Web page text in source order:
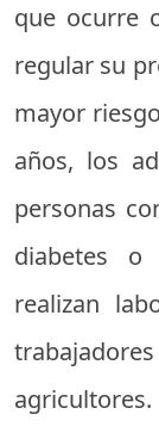
que ocurre
regular su
mayor
años, los
personas
diabetes o
realizan
agricultores.